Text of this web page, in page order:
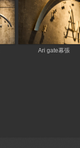
Ari gate幕張